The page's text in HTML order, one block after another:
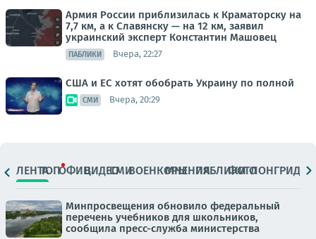
Армия России приблизилась к Краматорску на
7,7 км, а к Славянску — на 12 км, заявил
украинский эксперт Константин Машовец
ПАБЛИКИ Вчера, 22:27
США и ЕС хотят обобрать Украину по полной
СМИ Вчера, 20:29
ЛЕНТАТОПОФИЦ.ВИДЕОСМИВОЕНКОРЫМНЕНИЯПАБЛИКИ
ФОТОЛОНГРИДЫ
Минпросвещения обновило федеральный
перечень учебников для школьников,
сообщила пресс-служба министерства